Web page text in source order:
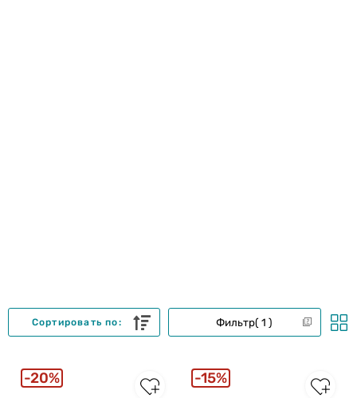
Фильтр 1
Сортировать по:
20% 15%